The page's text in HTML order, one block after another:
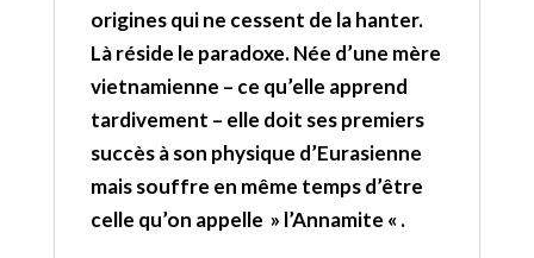
origines qui ne cessent de la hanter.
Là réside le paradoxe. Née d’une mère
vietnamienne – ce qu’elle apprend
tardivement – elle doit ses premiers
succès à son physique d’Eurasienne
mais souffre en même temps d’être
celle qu’on appelle » l’Annamite « .